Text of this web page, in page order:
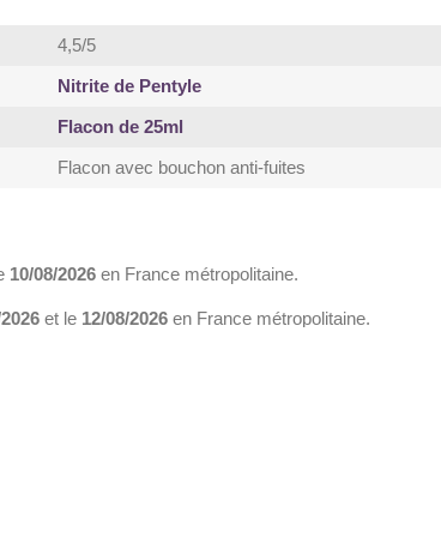
4,5/5
Nitrite de Pentyle
Flacon de 25ml
Flacon avec bouchon anti-fuites
10/08/2026 en France métropolitaine.
et le 12/08/2026 en France métropolitaine.